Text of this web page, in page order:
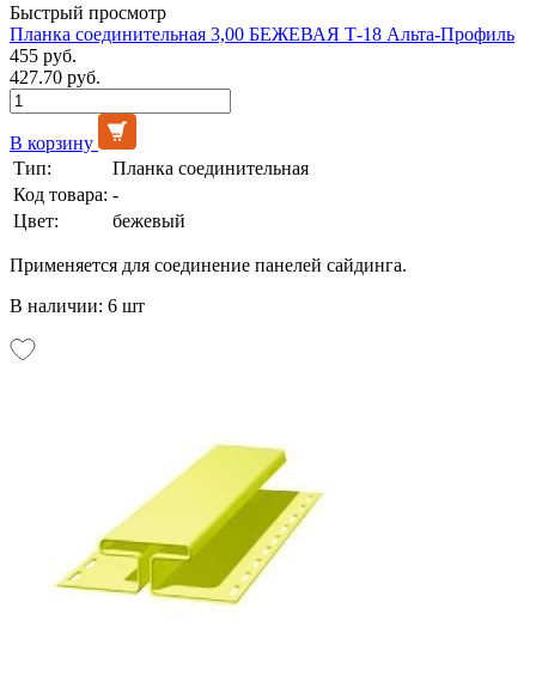
Быстрый просмотр
Планка соединительная 3,00 БЕЖЕВАЯ Т-18 Альта-Профиль
455 руб.
427.70 руб.
В корзину
Тип:
Планка соединительная
Код товара: -
Цвет:
бежевый
Применяется для соединение панелей сайдинга.
В наличии: 6 шт